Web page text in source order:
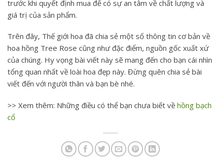
trước khi quyết định mua để có sự an tâm về chất lượng và
giá trị của sản phẩm.
Trên đây, Thế giới hoa đã chia sẻ một số thông tin cơ bản về
hoa hồng Tree Rose cũng như đặc điểm, nguồn gốc xuất xứ
của chúng. Hy vọng bài viết này sẽ mang đến cho bạn cái nhìn
tổng quan nhất về loài hoa đẹp này. Đừng quên chia sẻ bài
viết đến với người thân và bạn bè nhé.
>> Xem thêm: Những điều có thể bạn chưa biết về hồng bạch
cổ